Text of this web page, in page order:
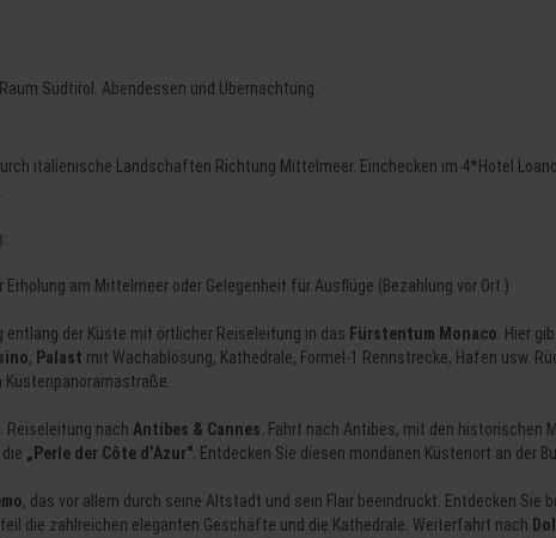
Südtirol. Abendessen und Übernachtung.
italienische Landschaften Richtung Mittelmeer. Einchecken im 4*Hotel
Erholung am Mittelmeer oder Gelegenheit für Ausflüge (Bezahlung vor Ort.)
entlang der Küste mit örtlicher Reiseleitung in das Fürstentum Monaco . Hier
, Palast mit Wachablösung, Kathedrale, Formel-1 Rennstrecke, Hafen usw.
Küstenpanoramastraße.
Reiseleitung nach Antibes & Cannes Fahrt nach Antibes, mit den historischen
„Perle der Côte d’Azur" . Entdecken Sie diesen mondänen Küstenort an der
, das vor allem durch seine Altstadt und sein Flair beeindruckt. Entdecken Sie
die zahlreichen eleganten Geschäfte und die Kathedrale. Weiterfahrt nach